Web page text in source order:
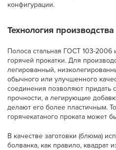
конфигурации.
Технология производства
Полоса стальная ГОСТ 103-2006
горячей прокатки. Для
легированный,
обычного или улучшенного
соединения позволяют придать
прочности, а легирующие
делают его более пластичным.
горячекатаного проката может
В качестве заготовки (блюма)
болванка, как правило, квадрат